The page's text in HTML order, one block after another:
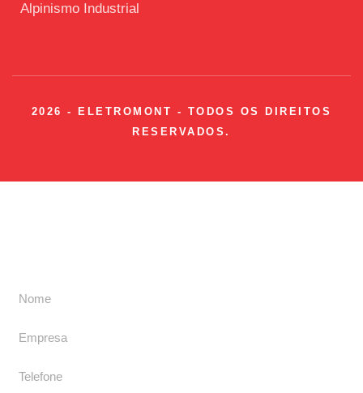
Alpinismo Industrial
2026 - ELETROMONT - TODOS OS DIREITOS
RESERVADOS.